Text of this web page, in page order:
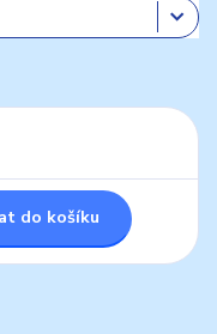
do košíku